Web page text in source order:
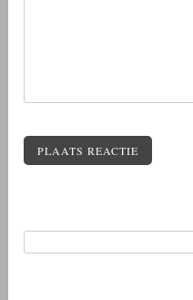
PLAATS REACTIE